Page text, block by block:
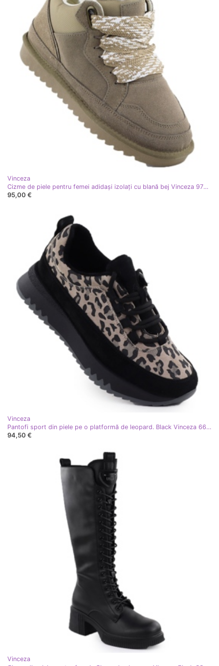
Vinceza
Cizme de piele pentru femei adidași izolați cu blană bej Vinceza 97963
95,00 €
Vinceza
Pantofi sport din piele pe o platformă de leopard. Black Vinceza 66836 Izolație
94,50 €
Vinceza